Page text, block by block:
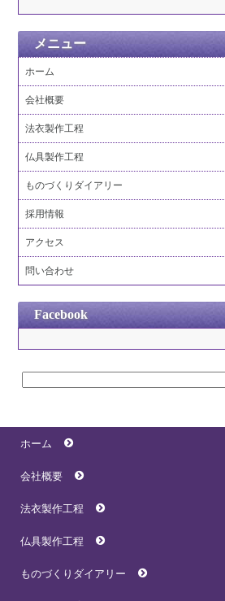
メニュー
ホーム
会社概要
法衣製作工程
仏具製作工程
ものづくりダイアリー
採用情報
アクセス
問い合わせ
Facebook
ホーム
会社概要
法衣製作工程
仏具製作工程
ものづくりダイアリー